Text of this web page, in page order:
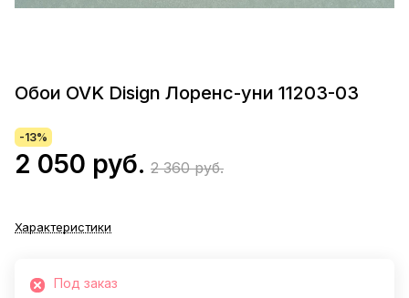
Обои OVK Disign Лоренс-уни 11203-03
-13%
2 050 руб. 2 360 руб.
Характеристики
Под заказ